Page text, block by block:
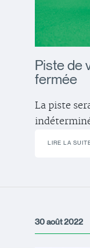
Piste de
fermée
La piste
LIRE LA
30 août 2022